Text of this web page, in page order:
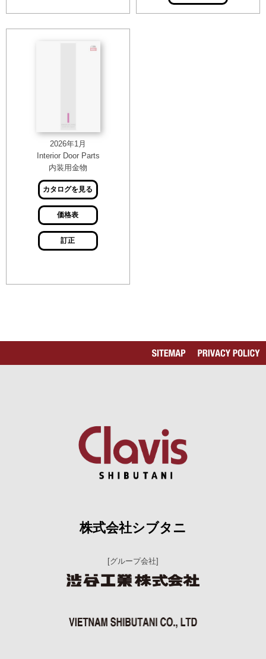
2026年1月
Interior Door Parts
内装用金物
カタログを見る
価格表
訂正
株式会社シブタニ
[グループ会社]